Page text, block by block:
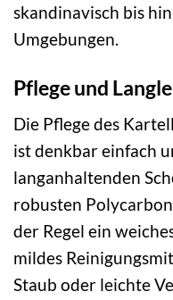
skandinavisch bis
Umgebungen.
Pflege und
Die Pflege des
ist denkbar einfach
langanhaltenden
robusten
der Regel ein
mildes
Staub oder leichte